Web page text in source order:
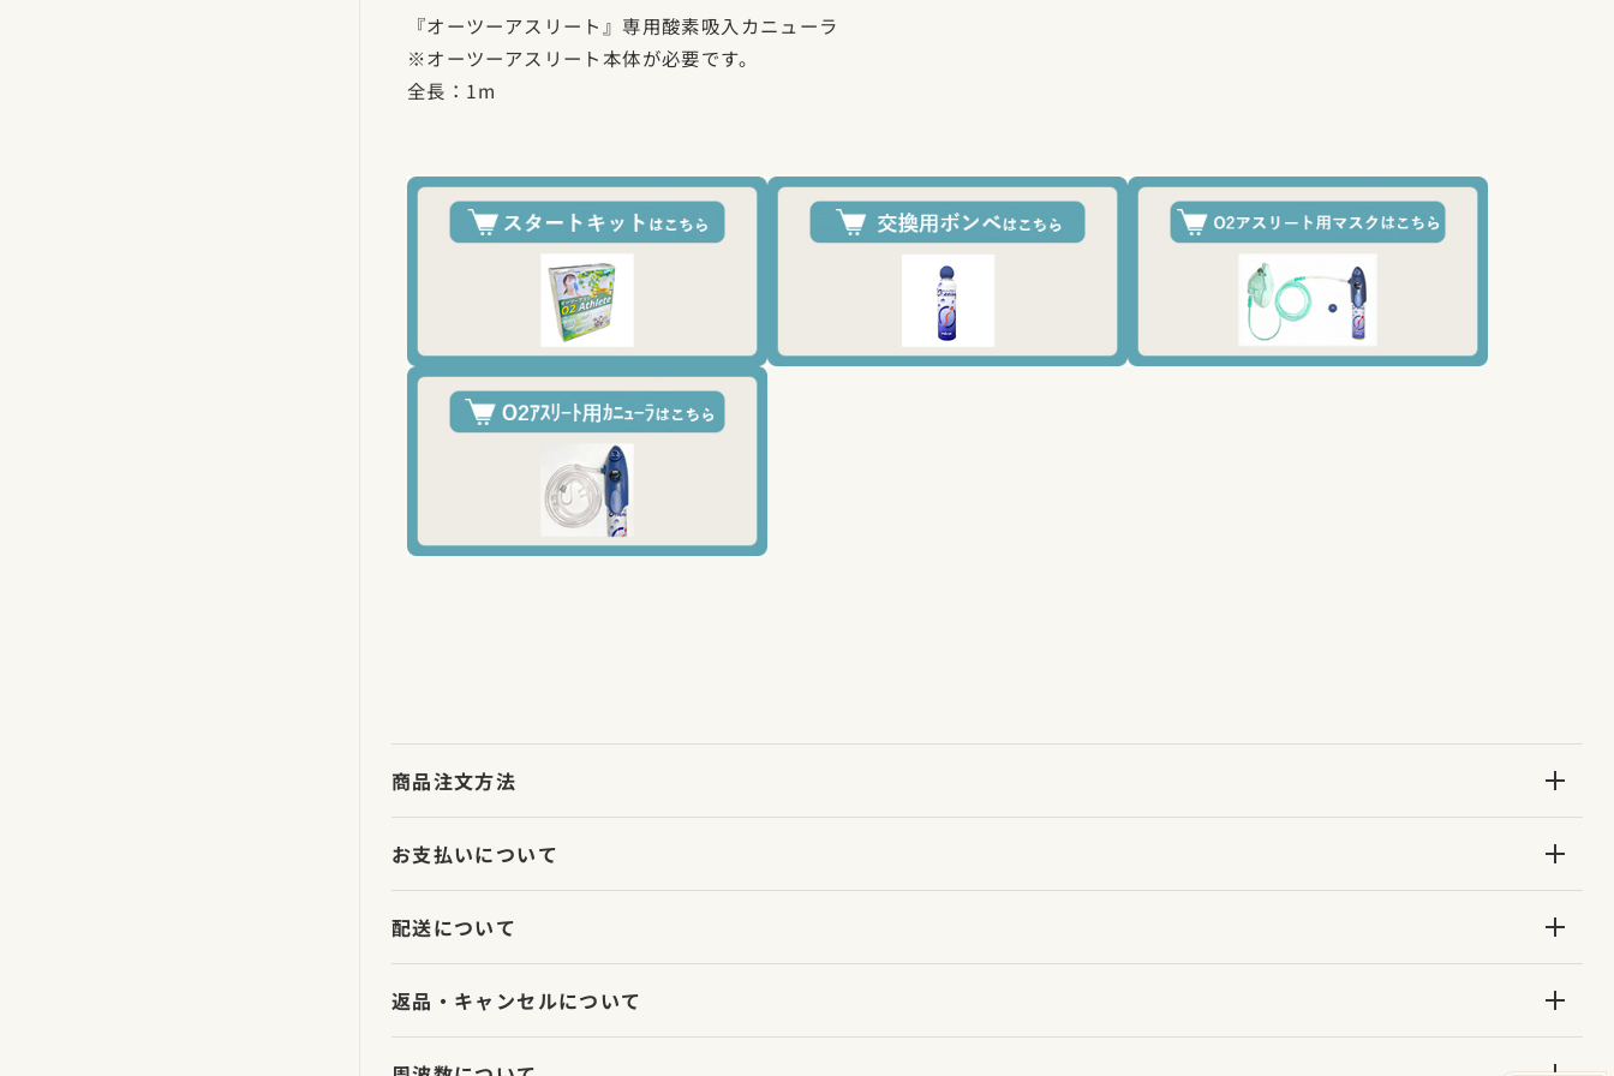
『オーツーアスリート』専用酸素吸入カニューラ
※オーツーアスリート本体が必要です。
全長：1m
商品注文方法
お支払いについて
配送について
返品・キャンセルについて